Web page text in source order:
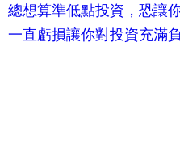
總想算準低點投資，恐讓
一直虧損讓你對投資充滿